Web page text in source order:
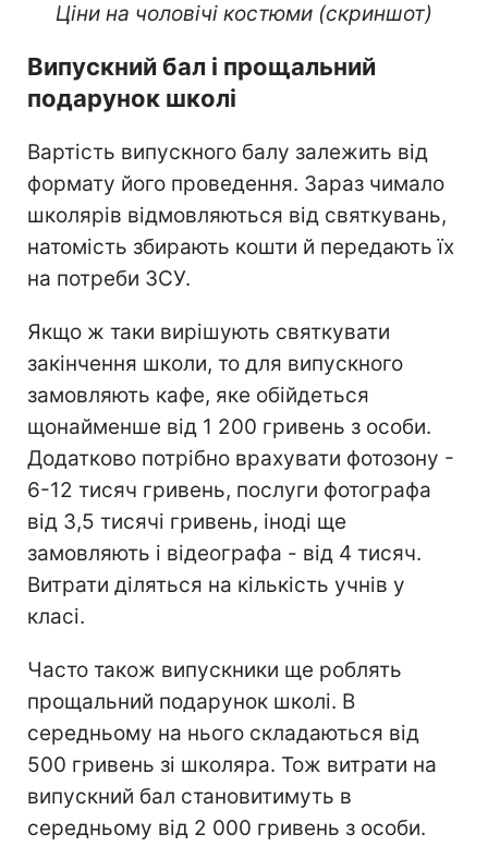
Ціни на чоловічі костюми (скриншот)
Випускний бал і прощальний
подарунок школі
Вартість випускного балу залежить від
формату його проведення. Зараз чимало
школярів відмовляються від святкувань,
натомість збирають кошти й передають їх
на потреби ЗСУ.
Якщо ж таки вирішують святкувати
закінчення школи, то для випускного
замовляють кафе, яке обійдеться
щонайменше від 1 200 гривень з особи.
Додатково потрібно врахувати фотозону -
6-12 тисяч гривень, послуги фотографа
від 3,5 тисячі гривень, іноді ще
замовляють і відеографа - від 4 тисяч.
Витрати діляться на кількість учнів у
класі.
Часто також випускники ще роблять
прощальний подарунок школі. В
середньому на нього складаються від
500 гривень зі школяра. Тож витрати на
випускний бал становитимуть в
середньому від 2 000 гривень з особи.